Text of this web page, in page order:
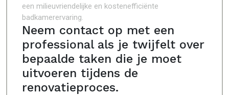
een milieuvriendelijke en kostenefficiënte
badkamerervaring.
Neem contact op met een
professional als je twijfelt over
bepaalde taken die je moet
uitvoeren tijdens de
renovatieproces.